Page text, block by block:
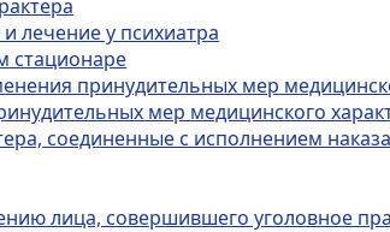
лечение у психиатра
стационаре
принудительных мер
мер медицинского
соединенные с исполнением
лица, совершившего уголовное